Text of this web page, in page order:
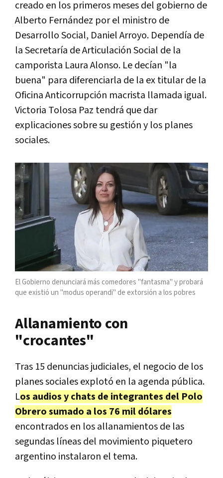
creado en los primeros meses del gobierno de
Alberto Fernández por el ministro de
Desarrollo Social, Daniel Arroyo. Dependía de
la Secretaría de Articulación Social de la
camporista Laura Alonso. Le decían "la
buena" para diferenciarla de la ex titular de la
Oficina Anticorrupción macrista llamada igual.
Victoria Tolosa Paz tendrá que dar
explicaciones sobre su gestión y los planes
sociales.
El Gobierno denunciará más comedores "fantasma" y probará
que existió un "modus operandi" de extorsión a los pobres
Allanamiento con
"crocantes"
Tras 15 denuncias judiciales, el negocio de los
planes sociales explotó en la agenda pública.
Los audios y chats de integrantes del Polo
Obrero sumado a los 76 mil dólares
encontrados en los allanamientos de las
segundas líneas del movimiento piquetero
argentino instalaron el tema.